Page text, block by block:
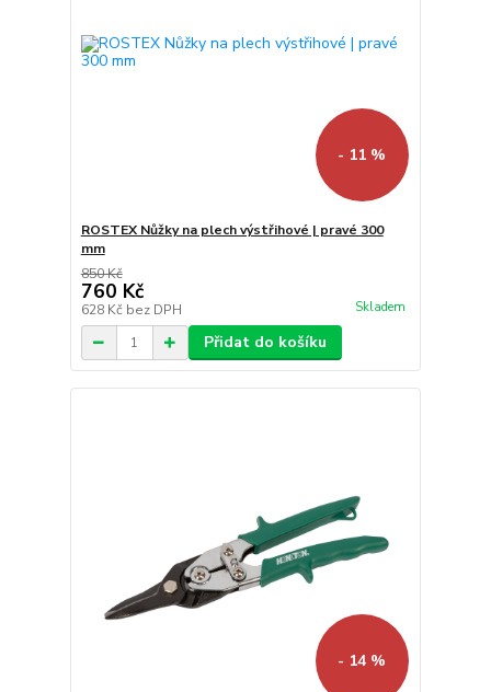
- 11 %
ROSTEX Nůžky na plech výstřihové | pravé 300
mm
850 Kč
760 Kč
628 Kč bez DPH Skladem
Přidat do košíku
- 14 %